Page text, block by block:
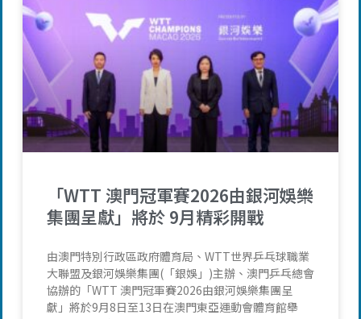
「WTT 澳門冠軍賽2026由銀河娛樂
集團呈獻」將於 9月精彩開戰
由澳門特別行政區政府體育局、WTT世界乒乓球職業
大聯盟及銀河娛樂集團(「銀娛」)主辦、澳門乒乓總會
協辦的「WTT 澳門冠軍賽2026由銀河娛樂集團呈
獻」將於9月8日至13日在澳門東亞運動會體育館舉